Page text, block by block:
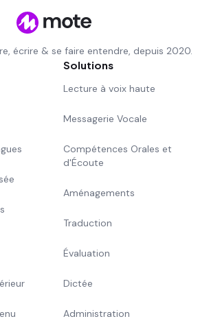
écrire & se faire entendre, depuis 2020.
Solutions
Lecture à voix haute
Messagerie Vocale
Compétences Orales et
d'Écoute
Aménagements
Traduction
Évaluation
Dictée
Administration